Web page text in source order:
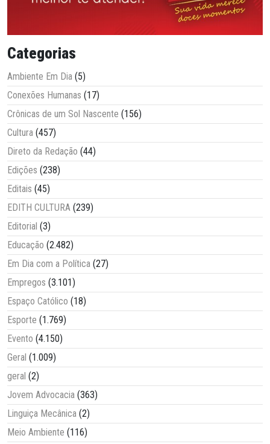
Categorias
Ambiente Em Dia (5)
Conexões Humanas (17)
Crônicas de um Sol Nascente (156)
Cultura (457)
Direto da Redação (44)
Edições (238)
Editais (45)
EDITH CULTURA (239)
Editorial (3)
Educação (2.482)
Em Dia com a Política (27)
Empregos (3.101)
Espaço Católico (18)
Esporte (1.769)
Evento (4.150)
Geral (1.009)
geral (2)
Jovem Advocacia (363)
Linguiça Mecânica (2)
Meio Ambiente (116)